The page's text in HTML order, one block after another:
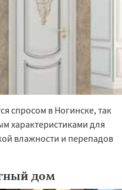
спросом в Ногинске, так
характеристиками для
влажности и перепадов
дом